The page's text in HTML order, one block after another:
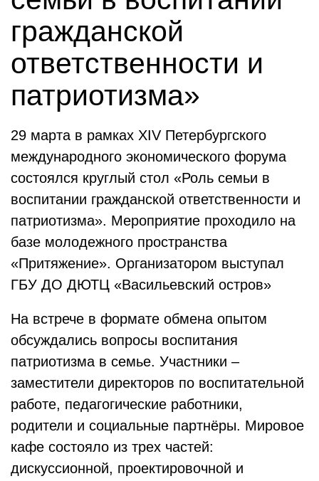
гражданской
ответственности и
патриотизма»
29 марта в рамках XIV Петербургского
международного экономического форума
состоялся круглый стол «Роль семьи в
воспитании гражданской ответственности и
патриотизма». Мероприятие проходило на
базе молодежного пространства
«Притяжение». Организатором выступал
ГБУ ДО ДЮТЦ «Васильевский остров»
На встрече в формате обмена опытом
обсуждались вопросы воспитания
патриотизма в семье. Участники –
заместители директоров по воспитательной
работе, педагогические работники,
родители и социальные партнёры. Мировое
кафе состояло из трех частей:
дискуссионной, проектировочной и